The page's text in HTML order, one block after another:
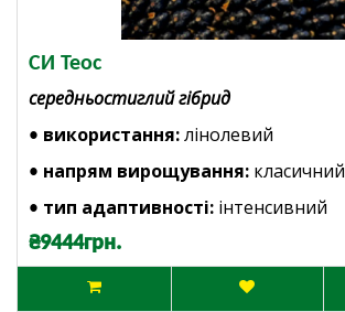
СИ Теос
середньостиглий гібрид
• використання:лінолевий
• напрям вирощування: класичний
• тип адаптивності: інтенсивний
₴9444грн.